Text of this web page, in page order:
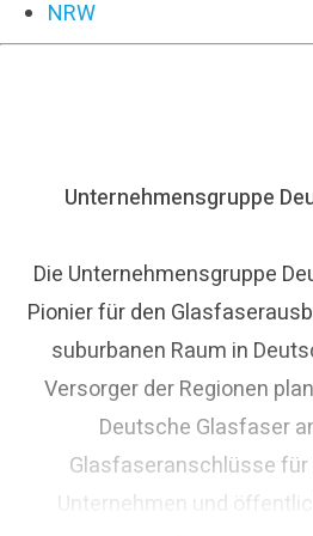
NRW
Unternehmensgruppe
Die Unternehmensgruppe
Pionier für den
suburbanen Raum in
Versorger der Regionen
Deutsche Glasfaser
Glasfaseranschlüsse
Unternehmen und